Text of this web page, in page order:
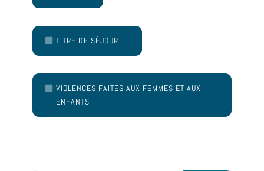
TITRE DE SÉJOUR
VIOLENCES FAITES AUX FEMMES ET AUX
ENFANTS